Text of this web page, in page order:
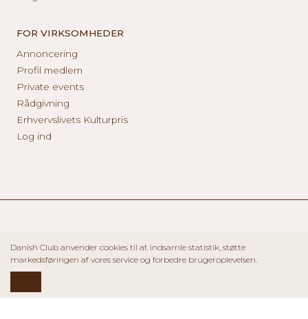
FOR VIRKSOMHEDER
Annoncering
Profil medlem
Private events
Rådgivning
Erhvervslivets Kulturpris
Log ind
Danish Club anvender cookies til at indsamle statistik, støtte
markedsføringen af vores service og forbedre brugeroplevelsen.